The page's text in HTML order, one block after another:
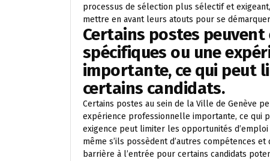
processus de sélection plus sélectif et
mettre en avant leurs atouts pour se
Certains postes
spécifiques ou une
importante, ce qui peut
certains candidats.
Certains postes au sein de la Ville de Genève
expérience professionnelle importante, ce qui
exigence peut limiter les opportunités
même s’ils possèdent d’autres compétences
barrière à l’entrée pour certains candidats